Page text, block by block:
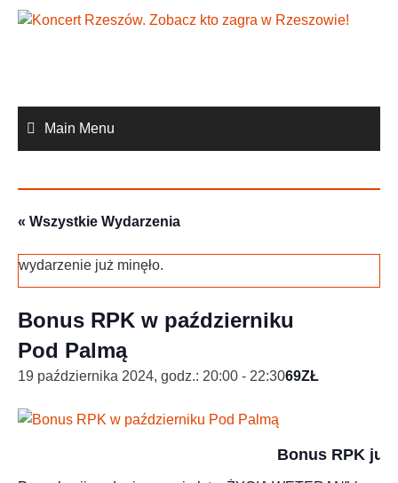
Skip
Main Menu
« Wszystkie Wydarzenia
wydarzenie już minęło.
Bonus RPK w październiku
Pod Palmą
19 października 2024, godz.: 20:00 - 22:3069ZŁ
Bonus RPK